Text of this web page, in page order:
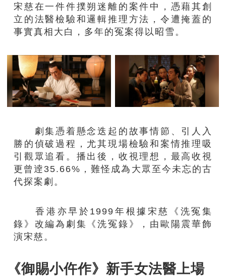
宋慈在一件件撲朔迷離的案件中，憑藉其創
立的法醫檢驗和邏輯推理方法，令遭掩蓋的
事實真相大白，多年的冤案得以昭雪。
劇集憑着懸念迭起的故事情節、引人入
勝的偵破過程，尤其現場檢驗和案情推理吸
引觀眾追看。播出後，收視理想，最高收視
更曾逹35.66%，難怪成為大眾至今未忘的古
代探案劇。
香港亦早於1999年根據宋慈《洗冤集
錄》改編為劇集《洗冤錄》，由歐陽震華飾
演宋慈。
《御賜小仵作》新手女法醫上場